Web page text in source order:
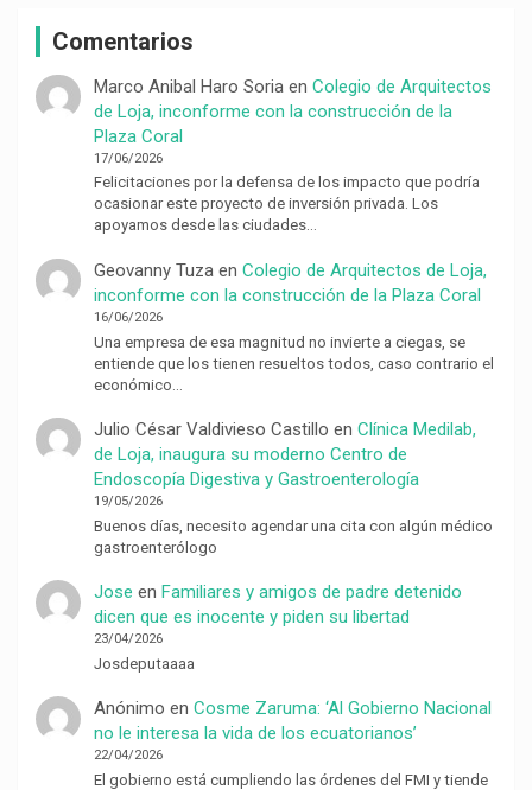
Comentarios
Marco Anibal Haro Soriaen Colegio de Arquitectos
de Loja, inconforme con la construcción de la
Plaza Coral
17/06/2026
Felicitaciones por la defensa de los impacto que podría
ocasionar este proyecto de inversión privada. Los
apoyamos desde las ciudades…
Geovanny Tuzaen Colegio de Arquitectos de Loja,
inconforme con la construcción de la Plaza Coral
16/06/2026
Una empresa de esa magnitud no invierte a ciegas, se
entiende que los tienen resueltos todos, caso contrario el
económico…
Julio César Valdivieso Castillo en Clínica Medilab,
de Loja, inaugura su moderno Centro de
Endoscopía Digestiva y Gastroenterología
19/05/2026
Buenos días, necesito agendar una cita con algún médico
gastroenterólogo
Jose en Familiares y amigos de padre detenido
dicen que es inocente y piden su libertad
23/04/2026
Josdeputaaaa
Anónimo en Cosme Zaruma: ‘Al Gobierno Nacional
no le interesa la vida de los ecuatorianos’
22/04/2026
El gobierno está cumpliendo las órdenes del FMI y tiende